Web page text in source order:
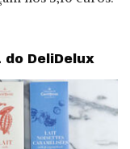
DeliDelux